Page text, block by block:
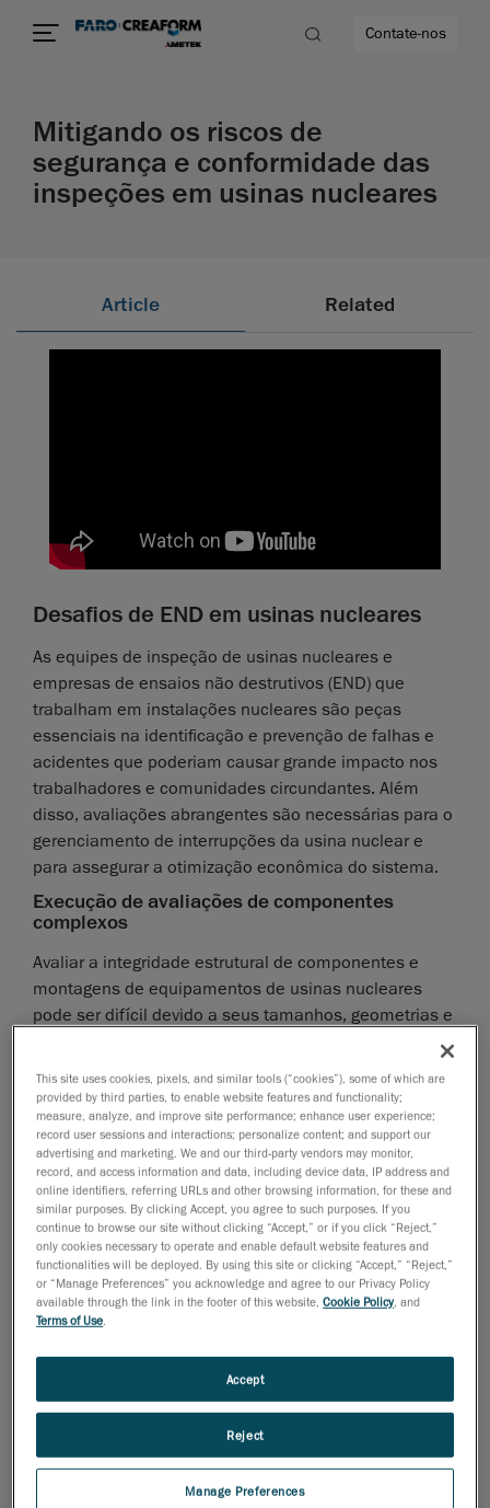
mais
Contate-nos
Mitigando os riscos de
segurança e conformidade das
inspeções em usinas nucleares
Article Related
Desafios de END em usinas nucleares
As equipes de inspeção de usinas nucleares e
empresas de ensaios não destrutivos (END) que
trabalham em instalações nucleares são peças
essenciais na identificação e prevenção de falhas e
acidentes que poderiam causar grande impacto nos
trabalhadores e comunidades circundantes. Além
disso, avaliações abrangentes são necessárias para o
gerenciamento de interrupções da usina nuclear e
para assegurar a otimização econômica do sistema.
Execução de avaliações de componentes
complexos
Avaliar a integridade estrutural de componentes e
montagens de equipamentos de usinas nucleares
pode ser difícil devido a seus tamanhos, geometrias e
superfícies refletivas. Para realizar inspeções precisas
e tomar decisões bem informadas, as equipes
geralmente precisam de tempo extra para garantir que
todos os dados necessários sejam capturados.
Arquivamento de dados de inspeção
Um número crescente de usinas nucleares buscam
uma melhor maneira de arquivar seus dados de
inspeção para minimizar inspeções repetidas e
permitir que os especialistas monitorem melhor o
estado de saúde das peças sem precisar se deslocar
para o local. O arquivamento de inspeções também
permitem que usinas nucleares comprovem a
conformidade perante os órgãos reguladores durante
auditorias, bem como validem/corrijam os desenhos
This site uses cookies, pixels, and similar tools (“cookies”), some of which are
provided by third parties, to enable website features and functionality;
measure, analyze, and improve site performance; enhance user experience;
record user sessions and interactions; personalize content; and support our
advertising and marketing. We and our third-party vendors may monitor,
record, and access information and data, including device data, IP address and
online identifiers, referring URLs and other browsing information, for these and
similar purposes. By clicking Accept, you agree to such purposes. If you
continue to browse our site without clicking “Accept,” or if you click “Reject,”
only cookies necessary to operate and enable default website features and
functionalities will be deployed. By using this site or clicking “Accept,” “Reject,”
or “Manage Preferences” you acknowledge and agree to our Privacy Policy
available through the link in the footer of this website,Cookie Policy, and
Terms of Use.
Manage Preferences
Reject
Accept